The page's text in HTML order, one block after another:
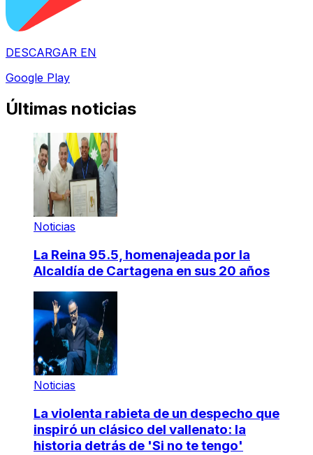
DESCARGAR EN
Google Play
Últimas noticias
Noticias
La Reina 95.5, homenajeada por la
Alcaldía de Cartagena en sus 20 años
Noticias
La violenta rabieta de un despecho que
inspiró un clásico del vallenato: la
historia detrás de 'Si no te tengo'